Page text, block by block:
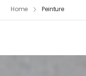
Home Peinture